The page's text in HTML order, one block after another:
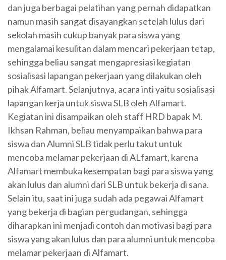
dan juga berbagai pelatihan yang pernah didapatkan
namun masih sangat disayangkan setelah lulus dari
sekolah masih cukup banyak para siswa yang
mengalamai kesulitan dalam mencari pekerjaan tetap,
sehingga beliau sangat mengapresiasi kegiatan
sosialisasi lapangan pekerjaan yang dilakukan oleh
pihak Alfamart. Selanjutnya, acara inti yaitu sosialisasi
lapangan kerja untuk siswa SLB oleh Alfamart.
Kegiatan ini disampaikan oleh staff HRD bapak M.
Ikhsan Rahman, beliau menyampaikan bahwa para
siswa dan Alumni SLB tidak perlu takut untuk
mencoba melamar pekerjaan di ALfamart, karena
Alfamart membuka kesempatan bagi para siswa yang
akan lulus dan alumni dari SLB untuk bekerja di sana.
Selain itu, saat ini juga sudah ada pegawai Alfamart
yang bekerja di bagian pergudangan, sehingga
diharapkan ini menjadi contoh dan motivasi bagi para
siswa yang akan lulus dan para alumni untuk mencoba
melamar pekerjaan di Alfamart.